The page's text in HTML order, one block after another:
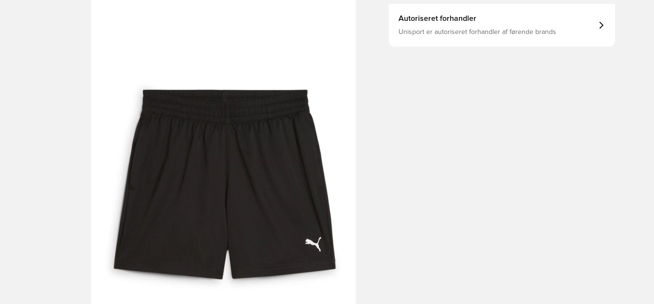
Autoriseret forhandler
Unisport er autoriseret forhandler af førende brands